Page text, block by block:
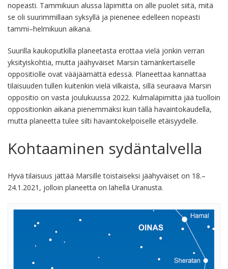
nopeasti. Tammikuun alussa läpimitta on alle puolet siitä, mitä
se oli suurimmillaan syksyllä ja pienenee edelleen nopeasti
tammi–helmikuun aikana.
Suurilla kaukoputkilla planeetasta erottaa vielä jonkin verran
yksityiskohtia, mutta jäähyväiset Marsin tämänkertaiselle
oppositiolle ovat vääjäämättä edessä. Planeettaa kannattaa
tilaisuuden tullen kuitenkin vielä vilkaista, sillä seuraava Marsin
oppositio on vasta joulukuussa 2022. Kulmaläpimitta jää tuolloin
oppositionkin aikana pienemmäksi kuin tällä havaintokaudella,
mutta planeetta tulee silti havaintokelpoiselle etäisyydelle.
Kohtaaminen sydäntalvella
Hyvä tilaisuus jättää Marsille toistaiseksi jäähyväiset on 18.–
24.1.2021, jolloin planeetta on lähellä Uranusta.